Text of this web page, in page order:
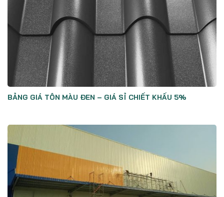
BẢNG GIÁ TÔN MÀU ĐEN – GIÁ SỈ CHIẾT KHẤU 5%